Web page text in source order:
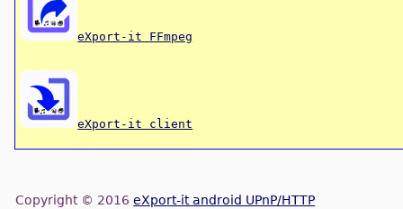
eXport-it FFmpeg
eXport-it client
Copyright © 2016eXport-it android UPnP/HTTP